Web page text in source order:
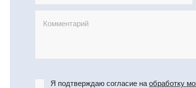
Я подтверждаю согласие на обработку